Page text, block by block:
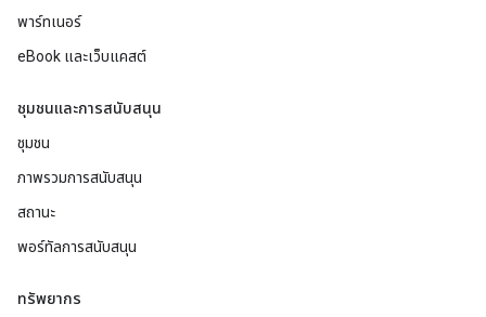
พาร์ทเนอร์
eBook และเว็บแคสต์
ชุมชนและการสนับสนุน
ชุมชน
ภาพรวมการสนับสนุน
สถานะ
พอร์ทัลการสนับสนุน
ทรัพยากร